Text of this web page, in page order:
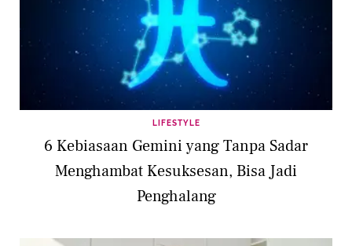
LIFESTYLE
6 Kebiasaan Gemini yang Tanpa Sadar
Menghambat Kesuksesan, Bisa Jadi
Penghalang